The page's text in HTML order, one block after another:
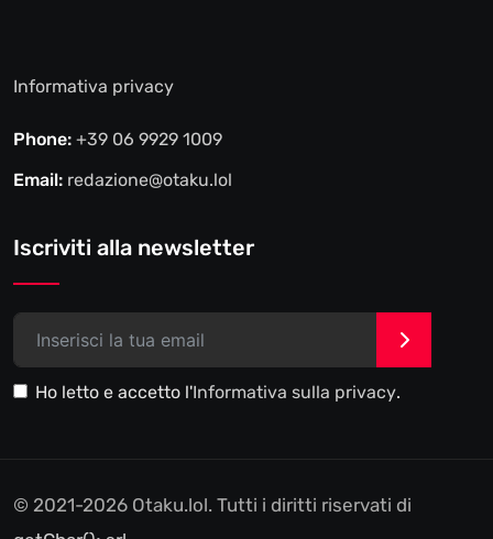
Informativa privacy
Phone: +39 06 9929 1009
Email: redazione@otaku.lol
Iscriviti alla newsletter
Ho letto e accetto l'Informativa sulla privacy.
>
© 2021-2026 Otaku.lol. Tutti i diritti riservati di